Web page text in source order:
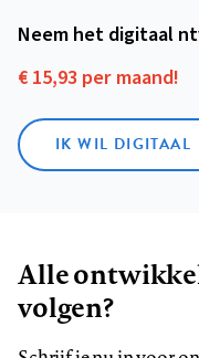
Neem het digitaal
€ 15,93 per maand!
IK WIL DIGITAAL
Alle
volgen?